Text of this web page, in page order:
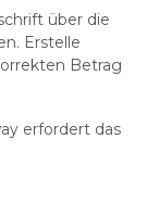
über die
Erstelle
Betrag
erfordert das